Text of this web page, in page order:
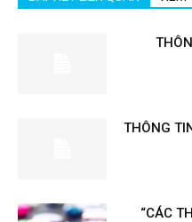
THÔNG
“CÁC